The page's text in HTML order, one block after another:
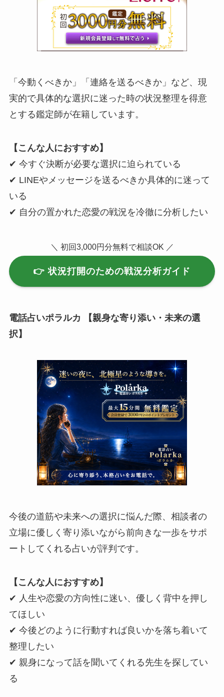
「今動くべきか」「連絡を送るべきか」など、現
実的で具体的な選択に迷った時の状況整理を得意
とする鑑定師が在籍しています。
【こんな人におすすめ】
✔ 今すぐ決断が必要な選択に迫られている
✔ LINEやメッセージを送るべきか具体的に迷って
いる
✔ 自分の置かれた恋愛の戦況を冷徹に分析したい
＼ 初回3,000円分無料で相談OK ／
👉 状況打開のための戦況分析ガイド
電話占いポラルカ 【親身な寄り添い・未来の選
択】
今後の道筋や未来への選択に悩んだ際、相談者の
立場に優しく寄り添いながら前向きな一歩をサポ
ートしてくれる占いが評判です。
【こんな人におすすめ】
✔ 人生や恋愛の方向性に迷い、優しく背中を押し
てほしい
✔ 今後どのように行動すれば良いかを落ち着いて
整理したい
✔ 親身になって話を聞いてくれる先生を探してい
る